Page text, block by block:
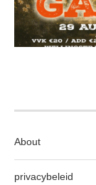
About
privacybeleid